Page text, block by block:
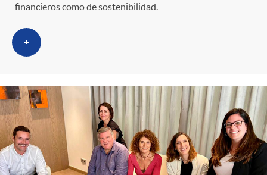
financieros como de sostenibilidad.
+